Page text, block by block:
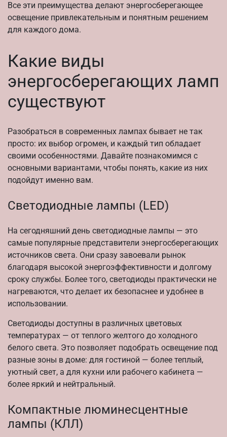
Все эти преимущества делают энергосберегающее
освещение привлекательным и понятным решением
для каждого дома.
Какие виды
энергосберегающих ламп
существуют
Разобраться в современных лампах бывает не так
просто: их выбор огромен, и каждый тип обладает
своими особенностями. Давайте познакомимся с
основными вариантами, чтобы понять, какие из них
подойдут именно вам.
Светодиодные лампы (LED)
На сегодняшний день светодиодные лампы — это
самые популярные представители энергосберегающих
источников света. Они сразу завоевали рынок
благодаря высокой энергоэффективности и долгому
сроку службы. Более того, светодиоды практически не
нагреваются, что делает их безопаснее и удобнее в
использовании.
Светодиоды доступны в различных цветовых
температурах — от теплого желтого до холодного
белого света. Это позволяет подобрать освещение под
разные зоны в доме: для гостиной — более теплый,
уютный свет, а для кухни или рабочего кабинета —
более яркий и нейтральный.
Компактные люминесцентные
лампы (КЛЛ)